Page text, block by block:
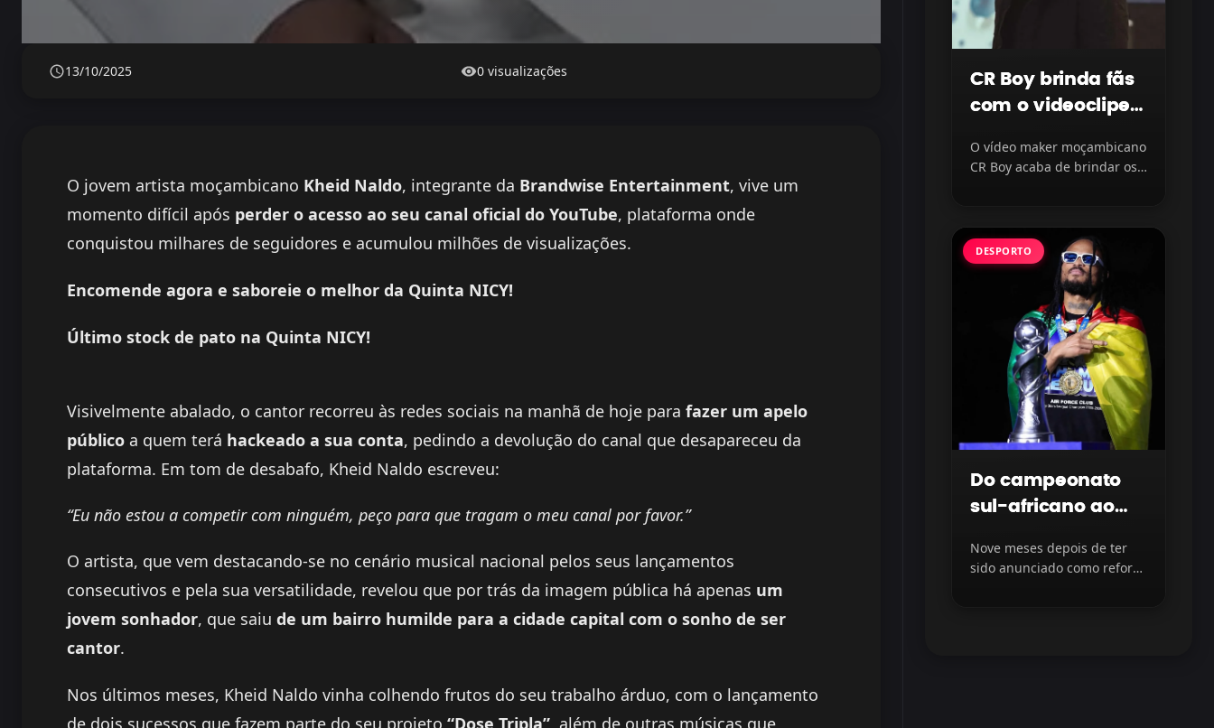
13/10/2025 0 visualizações
O jovem artista moçambicano Kheid Naldo, integrante da Brandwise Entertainment, vive um
momento difícil após perder o acesso ao seu canal oficial do YouTube, plataforma onde
conquistou milhares de seguidores e acumulou milhões de visualizações.
Encomende agora e saboreie o melhor da Quinta NICY!
Último stock de pato na Quinta NICY!
Visivelmente abalado, o cantor recorreu às redes sociais na manhã de hoje para fazer um apelo
público a quem terá hackeado a sua conta, pedindo a devolução do canal que desapareceu da
plataforma. Em tom de desabafo, Kheid Naldo escreveu:
“Eu não estou a competir com ninguém, peço para que tragam o meu canal por favor.”
O artista, que vem destacando-se no cenário musical nacional pelos seus lançamentos
consecutivos e pela sua versatilidade, revelou que por trás da imagem pública há apenas um
jovem sonhador, que saiu de um bairro humilde para a cidade capital com o sonho de ser
cantor.
Nos últimos meses, Kheid Naldo vinha colhendo frutos do seu trabalho árduo, com o lançamento
de dois sucessos que fazem parte do seu projeto “Dose Tripla” , além de outras músicas que
CR Boy brinda fãs
com o videoclipe
LayLizzy e Ian
O vídeo maker moçambicano
CR Boy acaba de brindar os
DESPORTO
Do campeonato
sul-africano ao
iraquiano
Nove meses depois de ter
sido anunciado como reforço